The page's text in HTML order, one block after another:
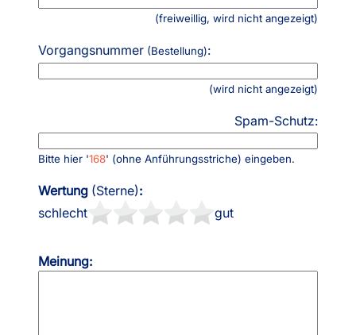
(freiweillig, wird nicht angezeigt)
Vorgangsnummer (Bestellung):
(wird nicht angezeigt)
Spam-Schutz:
Bitte hier '168' (ohne Anführungsstriche) eingeben.
Wertung (Sterne):
schlecht
gut
Meinung: